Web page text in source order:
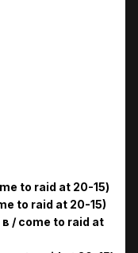
to raid at 20-15)
to raid at 20-15)
/ come to raid at